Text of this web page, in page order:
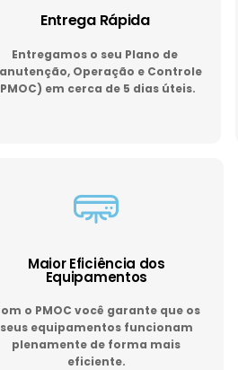
Entrega Rápida
Entregamos o seu Plano de
Operação e Controle
em cerca de 5 dias úteis.
Maior Eficiência dos
Equipamentos
o PMOC você garante que os
seus equipamentos funcionam
plenamente de forma mais
eficiente.